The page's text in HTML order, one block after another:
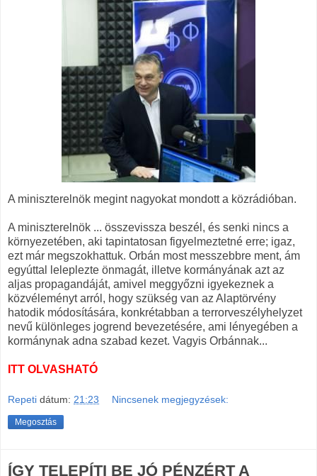
A miniszterelnök megint nagyokat mondott a közrádióban.
A miniszterelnök ... összevissza beszél, és senki nincs a
környezetében, aki tapintatosan figyelmeztetné erre; igaz,
ezt már megszokhattuk. Orbán most messzebbre ment, ám
egyúttal leleplezte önmagát, illetve kormányának azt az
aljas propagandáját, amivel meggyőzni igyekeznek a
közvéleményt arról, hogy szükség van az Alaptörvény
hatodik módosítására, konkrétabban a terrorveszélyhelyzet
nevű különleges jogrend bevezetésére, ami lényegében a
kormánynak adna szabad kezet. Vagyis Orbánnak...
ITT OLVASHATÓ
Repeti dátum: 21:23 Nincsenek megjegyzések:
Megosztás
ÍGY TELEPÍTI BE JÓ PÉNZÉRT A